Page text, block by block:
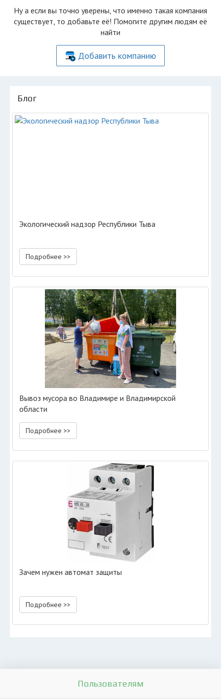
Ну а если вы точно уверены, что именно такая компания
существует, то добавьте её! Помогите другим людям её
найти
Добавить компанию
Блог
Экологический надзор Республики Тыва
Подробнее >>
Вывоз мусора во Владимире и Владимирской
области
Подробнее >>
Зачем нужен автомат защиты
Подробнее >>
Пользователям